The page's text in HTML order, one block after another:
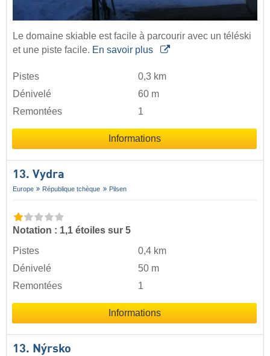
Le domaine skiable est facile à parcourir avec un téléski
et une piste facile. En savoir plus
Pistes
0,3 km
Dénivelé
60 m
Remontées
1
Informations
13. Vydra
Europe République tchèque Pilsen
Notation : 1,1 étoiles sur 5
Pistes
0,4 km
Dénivelé
50 m
Remontées
1
Informations
13. Nýrsko